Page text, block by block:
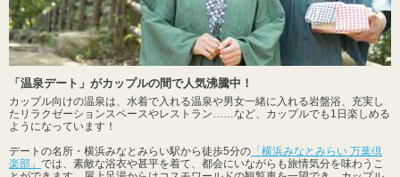
「温泉デート」がカップルの間で人気沸騰中！
カップル向けの温泉は、水着で入れる温泉や男女一緒に入れる岩盤浴、充実し
たリラクゼーションスペースやレストラン……など、カップルでも1日楽しめる
ようになっています！
デートの名所・横浜みなとみらい駅から徒歩5分の 「横浜みなとみらい 万葉倶
楽部」 では、素敵な浴衣や甚平を着て、都会にいながらも旅情気分を味わうこ